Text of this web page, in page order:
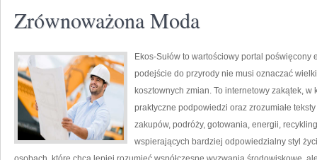
Zrównoważona Moda
Ekos-Sułów to wartościowy portal
podejście do przyrody nie musi oznaczać
kosztownych zmian. To internetowy zakątek,
praktyczne podpowiedzi oraz zrozumiałe
zakupów, podróży, gotowania, energii,
wspierających bardziej odpowiedzialny styl